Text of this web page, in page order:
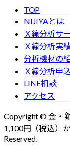
TOP
NIJIYAとは
Ｘ線分析サ
Ｘ線分析実
分析機材の
Ｘ線分析申込
LINE相談
アクセス
Copyright © 金・
1,100円（税込）
Reserved.